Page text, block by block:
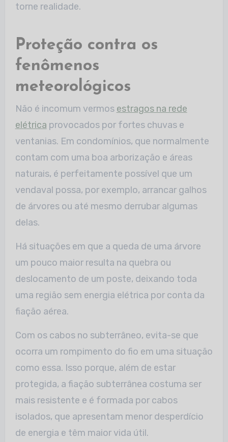
torne realidade.
Proteção contra os
fenômenos
meteorológicos
Não é incomum vermos estragos na rede
elétrica provocados por fortes chuvas e
ventanias. Em condomínios, que normalmente
contam com uma boa arborização e áreas
naturais, é perfeitamente possível que um
vendaval possa, por exemplo, arrancar galhos
de árvores ou até mesmo derrubar algumas
delas.
Há situações em que a queda de uma árvore
um pouco maior resulta na quebra ou
deslocamento de um poste, deixando toda
uma região sem energia elétrica por conta da
fiação aérea.
Com os cabos no subterrâneo, evita-se que
ocorra um rompimento do fio em uma situação
como essa. Isso porque, além de estar
protegida, a fiação subterrânea costuma ser
mais resistente e é formada por cabos
isolados, que apresentam menor desperdício
de energia e têm maior vida útil.